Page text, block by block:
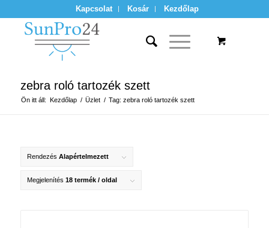
Kapcsolat Kosár Kezdőlap
zebra roló tartozék szett
Ön itt áll: Kezdőlap / Üzlet / Tag: zebra roló tartozék szett
Rendezés Alapértelmezett
Megjelenítés 18 termék / oldal